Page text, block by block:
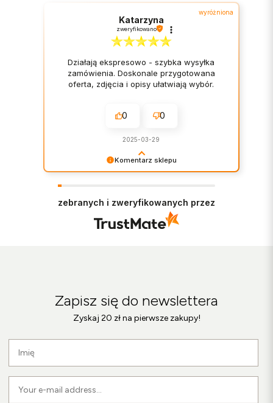
Komentarz sklepu
doświadczeniem. Jesteśmy szczęśliwi, że mamy
takich klientów. Z pozdrowieniami, Zespół
wyróżniona
Katarzyna
zweryfikowano
Działają ekspresowo - szybka wysyłka
zamówienia. Doskonale przygotowana
oferta, zdjęcia i opisy ułatwiają wybór.
0 0
2025-03-29
zebranych i zweryfikowanych przez
Zapisz się do newslettera
Zyskaj 20 zł na pierwsze zakupy!